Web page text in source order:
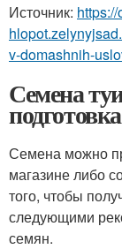
Источник:
v-domashnih-
Семена
Семена можно
магазине либо
того, чтобы
следующими
семян.